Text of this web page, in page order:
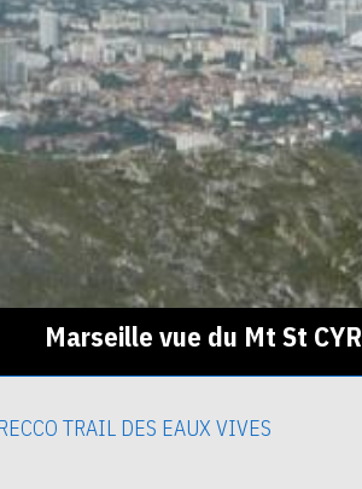
Marseille vue du Mt St CYR
TRAIL DES EAUX VIVES